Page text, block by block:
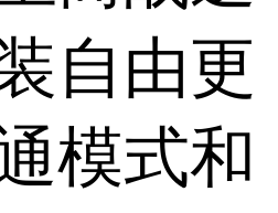
自由更
模式和